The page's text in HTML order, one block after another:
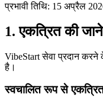
प्रभावी तिथि: 15 अप्रैल
1. एकत्रित की
VibeStart सेवा प्रदान करने
है।
स्वचालित रूप से